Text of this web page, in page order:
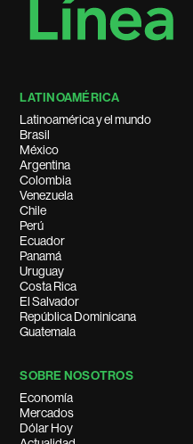
LATINOAMÉRICA
Latinoamérica y el mundo
Brasil
México
Argentina
Colombia
Venezuela
Chile
Perú
Ecuador
Panamá
Uruguay
Costa Rica
El Salvador
República Dominicana
Guatemala
SOBRE NOSOTROS
Economía
Mercados
Dólar Hoy